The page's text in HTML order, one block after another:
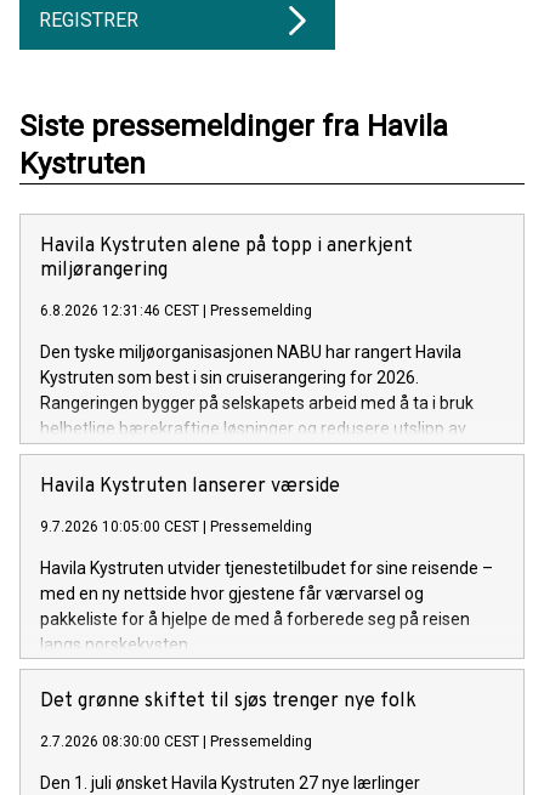
REGISTRER
Siste pressemeldinger fra Havila
Kystruten
Havila Kystruten alene på topp i anerkjent
miljørangering
6.8.2026 12:31:46 CEST Pressemelding
Den tyske miljøorganisasjonen NABU har rangert Havila
Kystruten som best i sin cruiserangering for 2026.
Rangeringen bygger på selskapets arbeid med å ta i bruk
helhetlige bærekraftige løsninger og redusere utslipp av
klimagasser og luftforurensning langs norskekysten. Som i
fjor setter det norskeide rederiet standarden for
Havila Kystruten lanserer værside
9.7.2026 10:05:00 CEST Pressemelding
Havila Kystruten utvider tjenestetilbudet for sine reisende –
med en ny nettside hvor gjestene får værvarsel og
pakkeliste for å hjelpe de med å forberede seg på reisen
langs norskekysten.
Det grønne skiftet til sjøs trenger nye folk
2.7.2026 08:30:00 CEST Pressemelding
Den 1. juli ønsket Havila Kystruten 27 nye lærlinger